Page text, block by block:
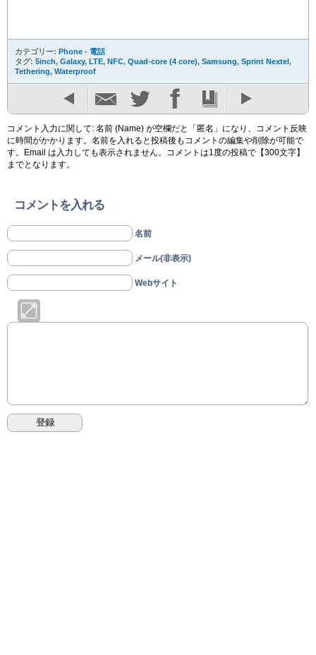
カテゴリー: Phone - 電話
タグ: 5inch, Galaxy, LTE, NFC, Quad-core (4 core), Samsung, Sprint Nextel,
Tethering, Waterproof
コメント入力に関して: 名前 (Name) が空欄だと「匿名」になり、コメント反映
に時間がかかります。名前を入れると投稿後もコメントの編集や削除が可能で
す。Email は入力しても表示されません。コメントは1度の投稿で【300文字】
までとなります。
コメントを入れる
名前
メール(非表示)
Webサイト